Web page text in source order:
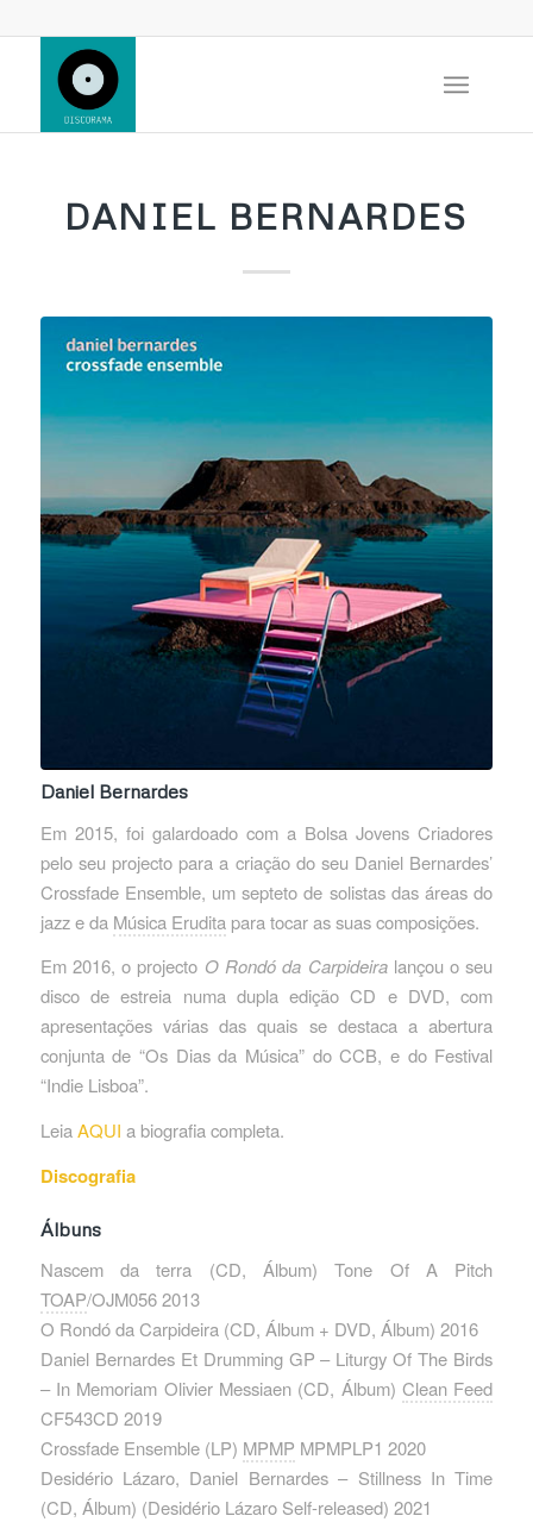
DANIEL BERNARDES
Daniel Bernardes
Em 2015, foi galardoado com a Bolsa Jovens Criadores
pelo seu projecto para a criação do seu Daniel Bernardes’
Crossfade Ensemble, um septeto de solistas das áreas do
jazz e da Música Eruditapara tocar as suas composições.
Em 2016, o projecto O Rondó da Carpideiralançou o seu
disco de estreia numa dupla edição CD e DVD, com
apresentações várias das quais se destaca a abertura
conjunta de “Os Dias da Música” do CCB, e do Festival
“Indie Lisboa”.
LeiaAQUI a biografia completa.
Discografia
Álbuns
Nascem da terra ‎(CD, Álbum) Tone Of A Pitch
TOAP/OJM056 2013
O Rondó da Carpideira ‎(CD, Álbum + DVD, Álbum) 2016
Daniel Bernardes Et Drumming GP – Liturgy Of The Birds
– In Memoriam Olivier Messiaen ‎(CD, Álbum)Clean Feed
CF543CD 2019
Crossfade Ensemble ‎(LP) MPMP MPMPLP1 2020
Desidério Lázaro, Daniel Bernardes – Stillness In Time
‎(CD, Álbum) (Desidério Lázaro Self-released) 2021